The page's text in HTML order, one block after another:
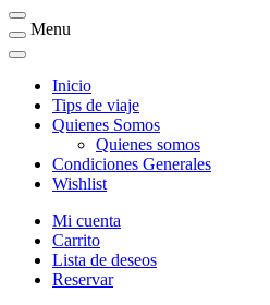
Menu
Inicio
Tips de viaje
Quienes Somos
Quienes somos
Condiciones Generales
Wishlist
Mi cuenta
Carrito
Lista de deseos
Reservar